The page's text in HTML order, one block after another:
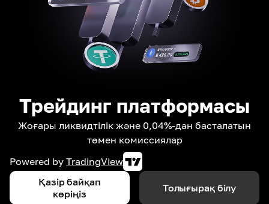
Трейдинг платформасы
Жоғары ликвидтілік және 0,04%-дан басталатын
төмен комиссиялар
Powered by TradingView
Қазір байқап
көріңіз
Толығырақ білу